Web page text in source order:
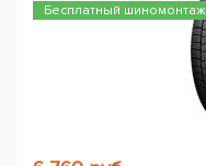
Бесплатный шиномонтаж